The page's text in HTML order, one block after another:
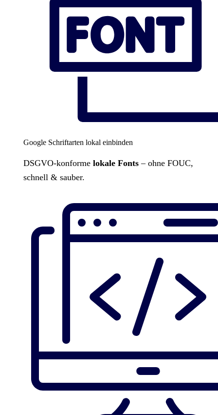
Google Schriftarten lokal einbinden
DSGVO-konforme lokale Fonts – ohne FOUC,
schnell & sauber.